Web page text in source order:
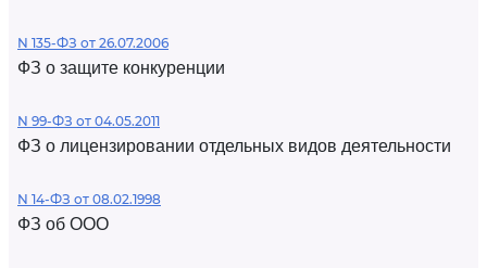
N 135-ФЗ от 26.07.2006
ФЗ о защите конкуренции
N 99-ФЗ от 04.05.2011
ФЗ о лицензировании отдельных видов деятельности
N 14-ФЗ от 08.02.1998
ФЗ об ООО